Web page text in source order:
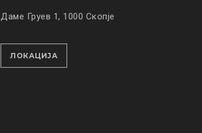
Даме Груев 1, 1000 Скопје
ЛОКАЦИЈА